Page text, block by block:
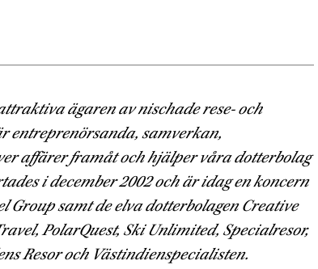
ägaren av nischade rese- och
entreprenörsanda, samverkan,
affärer framåt och hjälper våra dotterbolag
i december 2002 och är idag en koncern
Group samt de elva dotterbolagen Creative
PolarQuest, Ski Unlimited, Specialresor,
Resor och Västindienspecialisten.